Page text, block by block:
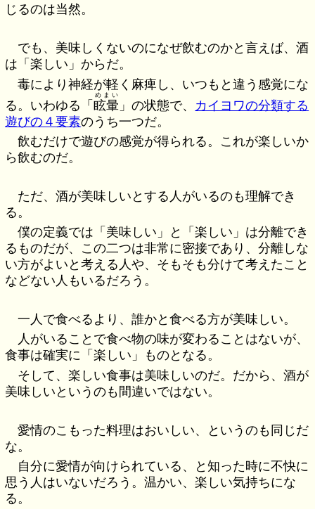
じるのは当然。
でも、美味しくないのになぜ飲むのかと言えば、酒
は「楽しい」からだ。
毒により神経が軽く麻痺し、いつもと違う感覚にな
る。いわゆる「眩暈
めまい
」の状態で、 カイヨワの分類する
遊びの４要素のうち一つだ。
飲むだけで遊びの感覚が得られる。これが楽しいか
ら飲むのだ。
ただ、酒が美味しいとする人がいるのも理解でき
る。
僕の定義では「美味しい」と「楽しい」は分離でき
るものだが、この二つは非常に密接であり、分離しな
い方がよいと考える人や、そもそも分けて考えたこと
などない人もいるだろう。
一人で食べるより、誰かと食べる方が美味しい。
人がいることで食べ物の味が変わることはないが、
食事は確実に「楽しい」ものとなる。
そして、楽しい食事は美味しいのだ。だから、酒が
美味しいというのも間違いではない。
愛情のこもった料理はおいしい、というのも同じだ
な。
自分に愛情が向けられている、と知った時に不快に
思う人はいないだろう。温かい、楽しい気持ちにな
る。